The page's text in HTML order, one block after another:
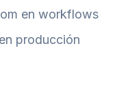
en workflows
producción